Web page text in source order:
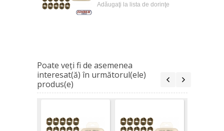
Adăugaţi la lista de dorinţe
Poate veţi fi de asemenea
interesat(ă) în următorul(ele)
produs(e)